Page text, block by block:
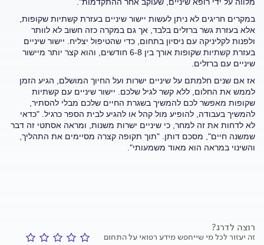
במקרים חריגים לא ניתן לעשות יישור שיניים בעזרת קשתיות שקופות,
אלא בעזרת גשר ברזלים בלבד, אך גם במקרה כזה חשוב לא לוותר
ולפנות לקליניקה עם ניסיון בתחום, כדי שהטיפול יצליח. יישור שיניים
בעזרת קשתיות שקופות אורך בין 6-8 חודשים, והוא קצר יותר מיישור
שיניים עם ברזלים.
אז אם שנים חלמתם על שיניים ישרות ועל החיוך המושלם, הגיע הזמן
לממש את החלום, ללא קשר לגיל שלכם. יישור שיניים עם קשתיות
שקופות מאפשר לכם להמשיך בשגרת החיים שלכם מבלי להסתיר,
להמשיך בעבודה, להופיע מול קהל או להגיע לבית הספר כרגיל. "כדאי
לא לדחות את זה למחר, כי שיניים ישרות משנות, ומראה אסתטי זה דבר
שמשנה חיים", מסכם דותן. "תוך תקופה קצרה מסיימים את התהליך,
והשינוי במראה הוא מאוד משמעותי".
רוצה לדרג?
זה יעזור לכל מי שייחפש מידע רפואי על התחום